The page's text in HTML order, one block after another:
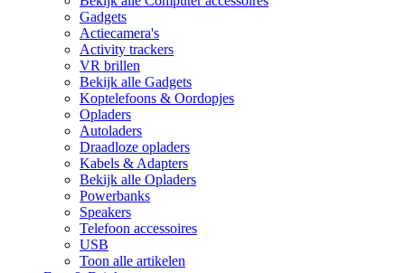
Gadgets
Actiecamera's
Activity trackers
VR brillen
Bekijk alle Gadgets
Koptelefoons & Oordopjes
Opladers
Autoladers
Draadloze opladers
Kabels & Adapters
Bekijk alle Opladers
Powerbanks
Speakers
Telefoon accessoires
USB
Toon alle artikelen